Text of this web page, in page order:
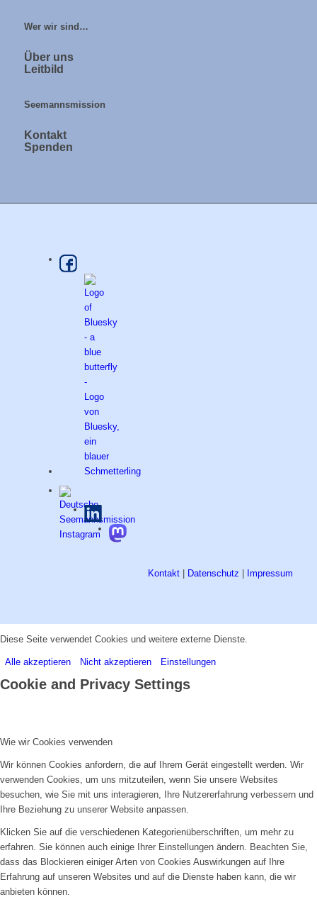
Wer wir sind…
Über uns
Leitbild
Seemannsmission
Kontakt
Spenden
Kontakt | Datenschutz | Impressum
Diese Seite verwendet Cookies und weitere externe Dienste.
Alle akzeptieren Nicht akzeptieren Einstellungen
Cookie and Privacy Settings
Wie wir Cookies verwenden
Wir können Cookies anfordern, die auf Ihrem Gerät eingestellt werden. Wir
verwenden Cookies, um uns mitzuteilen, wenn Sie unsere Websites
besuchen, wie Sie mit uns interagieren, Ihre Nutzererfahrung verbessern und
Ihre Beziehung zu unserer Website anpassen.
Klicken Sie auf die verschiedenen Kategorienüberschriften, um mehr zu
erfahren. Sie können auch einige Ihrer Einstellungen ändern. Beachten Sie,
dass das Blockieren einiger Arten von Cookies Auswirkungen auf Ihre
Erfahrung auf unseren Websites und auf die Dienste haben kann, die wir
anbieten können.